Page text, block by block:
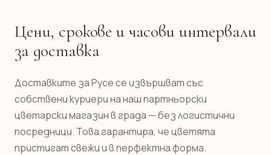
Цени, срокове и часови интервали
за доставка
Доставките за Русе се извършват със
собствени куриери на наш партньорски
цветарски магазин в града — без логистични
посредници. Това гарантира, че цветята
пристигат свежи и в перфектна форма.